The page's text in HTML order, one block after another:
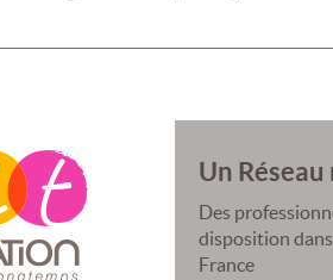
Un
Des
disposition
France